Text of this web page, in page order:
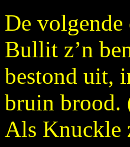
De volgende
Bullit z’n
bestond uit,
bruin brood.
Als Knuckle